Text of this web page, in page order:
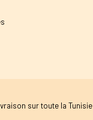
sur toute la Tunisie